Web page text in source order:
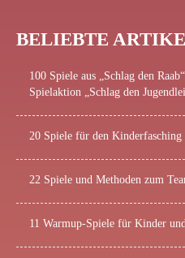
BELIEBTE
100 Spiele aus „Schlag den
Spielaktion „Schlag den
20 Spiele für den Kinderfasching
22 Spiele und Methoden zum
11 Warmup-Spiele für Kinder